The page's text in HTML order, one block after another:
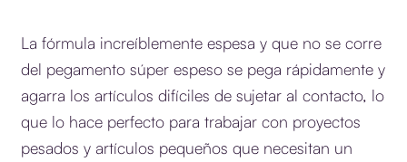
La fórmula increíblemente espesa y que no se corre
del pegamento súper espeso se pega rápidamente y
agarra los artículos difíciles de sujetar al contacto, lo
que lo hace perfecto para trabajar con proyectos
pesados ​​y artículos pequeños que necesitan un